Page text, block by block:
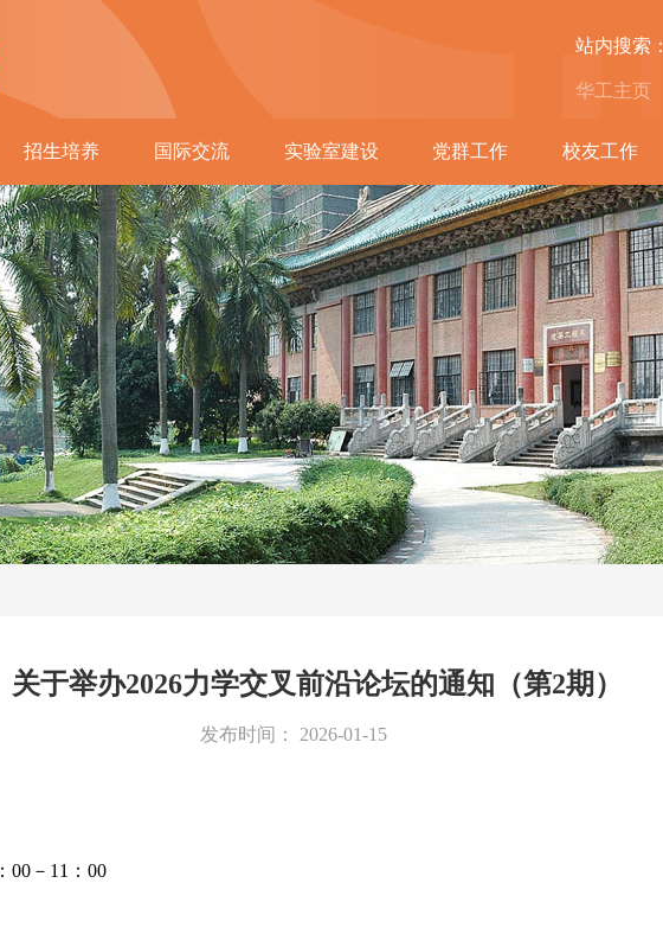
站内搜索：
华工主页
招生培养 国际交流 实验室建设 党群工作 校友工作
关于举办2026力学交叉前沿论坛的通知（第2期）
发布时间： 2026-01-15
00－11：00